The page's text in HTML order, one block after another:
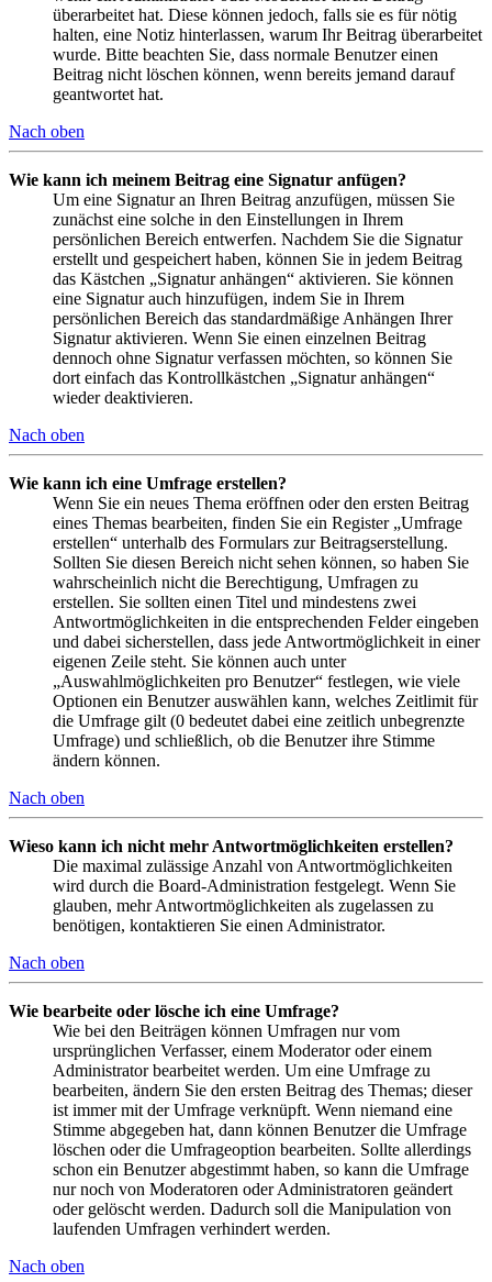
überarbeitet hat. Diese können jedoch, falls sie es für nötig
halten, eine Notiz hinterlassen, warum Ihr Beitrag überarbeitet
wurde. Bitte beachten Sie, dass normale Benutzer einen
Beitrag nicht löschen können, wenn bereits jemand darauf
geantwortet hat.
Nach oben
Wie kann ich meinem Beitrag eine Signatur anfügen?
Um eine Signatur an Ihren Beitrag anzufügen, müssen Sie
zunächst eine solche in den Einstellungen in Ihrem
persönlichen Bereich entwerfen. Nachdem Sie die Signatur
erstellt und gespeichert haben, können Sie in jedem Beitrag
das Kästchen „Signatur anhängen“ aktivieren. Sie können
eine Signatur auch hinzufügen, indem Sie in Ihrem
persönlichen Bereich das standardmäßige Anhängen Ihrer
Signatur aktivieren. Wenn Sie einen einzelnen Beitrag
dennoch ohne Signatur verfassen möchten, so können Sie
dort einfach das Kontrollkästchen „Signatur anhängen“
wieder deaktivieren.
Nach oben
Wie kann ich eine Umfrage erstellen?
Wenn Sie ein neues Thema eröffnen oder den ersten Beitrag
eines Themas bearbeiten, finden Sie ein Register „Umfrage
erstellen“ unterhalb des Formulars zur Beitragserstellung.
Sollten Sie diesen Bereich nicht sehen können, so haben Sie
wahrscheinlich nicht die Berechtigung, Umfragen zu
erstellen. Sie sollten einen Titel und mindestens zwei
Antwortmöglichkeiten in die entsprechenden Felder eingeben
und dabei sicherstellen, dass jede Antwortmöglichkeit in einer
eigenen Zeile steht. Sie können auch unter
„Auswahlmöglichkeiten pro Benutzer“ festlegen, wie viele
Optionen ein Benutzer auswählen kann, welches Zeitlimit für
die Umfrage gilt (0 bedeutet dabei eine zeitlich unbegrenzte
Umfrage) und schließlich, ob die Benutzer ihre Stimme
ändern können.
Nach oben
Wieso kann ich nicht mehr Antwortmöglichkeiten erstellen?
Die maximal zulässige Anzahl von Antwortmöglichkeiten
wird durch die Board-Administration festgelegt. Wenn Sie
glauben, mehr Antwortmöglichkeiten als zugelassen zu
benötigen, kontaktieren Sie einen Administrator.
Nach oben
Wie bearbeite oder lösche ich eine Umfrage?
Wie bei den Beiträgen können Umfragen nur vom
ursprünglichen Verfasser, einem Moderator oder einem
Administrator bearbeitet werden. Um eine Umfrage zu
bearbeiten, ändern Sie den ersten Beitrag des Themas; dieser
ist immer mit der Umfrage verknüpft. Wenn niemand eine
Stimme abgegeben hat, dann können Benutzer die Umfrage
löschen oder die Umfrageoption bearbeiten. Sollte allerdings
schon ein Benutzer abgestimmt haben, so kann die Umfrage
nur noch von Moderatoren oder Administratoren geändert
oder gelöscht werden. Dadurch soll die Manipulation von
laufenden Umfragen verhindert werden.
Nach oben